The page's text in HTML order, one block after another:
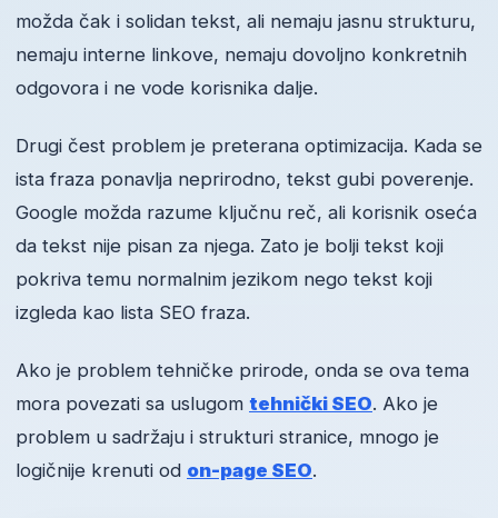
možda čak i solidan tekst, ali nemaju jasnu strukturu,
nemaju interne linkove, nemaju dovoljno konkretnih
odgovora i ne vode korisnika dalje.
Drugi čest problem je preterana optimizacija. Kada se
ista fraza ponavlja neprirodno, tekst gubi poverenje.
Google možda razume ključnu reč, ali korisnik oseća
da tekst nije pisan za njega. Zato je bolji tekst koji
pokriva temu normalnim jezikom nego tekst koji
izgleda kao lista SEO fraza.
Ako je problem tehničke prirode, onda se ova tema
mora povezati sa uslugom tehnički SEO. Ako je
problem u sadržaju i strukturi stranice, mnogo je
logičnije krenuti od on-page SEO.